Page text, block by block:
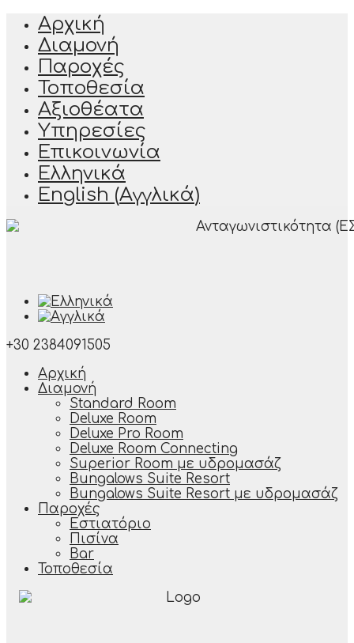
Αρχική
Διαμονή
Παροχές
Τοποθεσία
Αξιοθέατα
Υπηρεσίες
Επικοινωνία
Ελληνικά
English (Αγγλικά)
+30 2384091505
Αρχική
Διαμονή
Standard Room
Deluxe Room
Deluxe Pro Room
Deluxe Room Connecting
Superior Room με υδρομασάζ
Bungalows Suite Resort
Bungalows Suite Resort με υδρομασάζ
Παροχές
Εστιατόριο
Πισίνα
Bar
Τοποθεσία